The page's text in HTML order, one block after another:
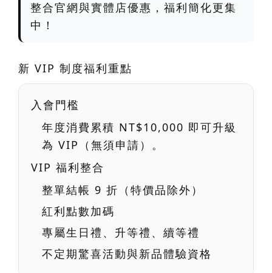
整合官網與實體店優惠，福利簡化更集
中 ！
新 VIP 制度福利重點
入會門檻
年度消費累積 NT$10,000 即可升級
為 VIP（無須申請）。
VIP 福利整合
整單結帳 9 折 （特價品除外）
紅利點數加碼
專屬生日禮、升等禮、續等禮
不定期驚喜活動與新品體驗資格